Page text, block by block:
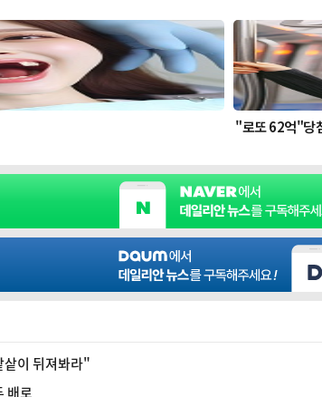
이 뒤져봐라"
배로